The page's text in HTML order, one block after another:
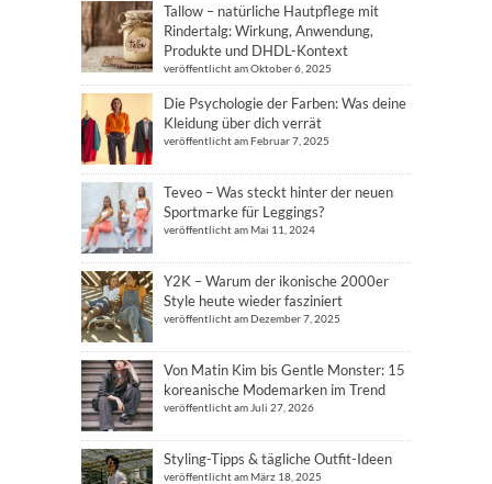
Tallow – natürliche Hautpflege mit
Rindertalg: Wirkung, Anwendung,
Produkte und DHDL-Kontext
veröffentlicht am Oktober 6, 2025
Die Psychologie der Farben: Was deine
Kleidung über dich verrät
veröffentlicht am Februar 7, 2025
Teveo – Was steckt hinter der neuen
Sportmarke für Leggings?
veröffentlicht am Mai 11, 2024
Y2K – Warum der ikonische 2000er
Style heute wieder fasziniert
veröffentlicht am Dezember 7, 2025
Von Matin Kim bis Gentle Monster: 15
koreanische Modemarken im Trend
veröffentlicht am Juli 27, 2026
Styling-Tipps & tägliche Outfit-Ideen
veröffentlicht am März 18, 2025